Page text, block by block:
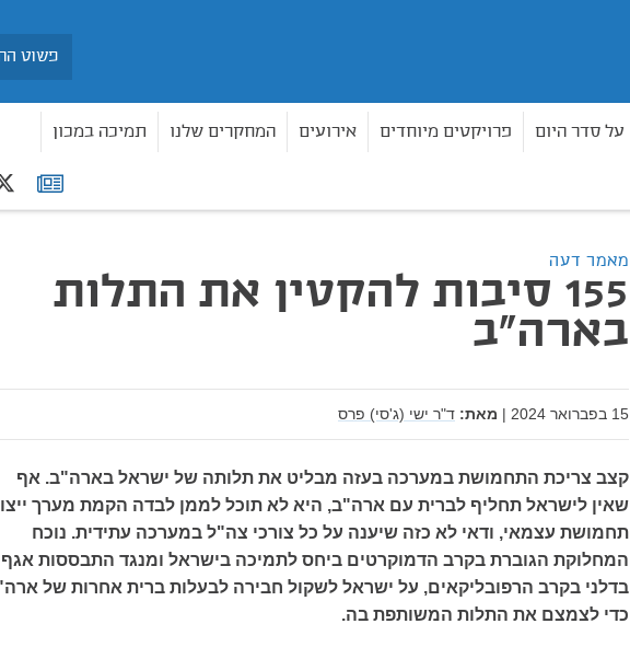
על סדר היום פרויקטים מיוחדים אירועים המחקרים שלנו תמיכה במכון
מאמר דעה
155 סיבות להקטין את התלות
בארה"ב
15 בפברואר 2024 | מאת: ד"ר ישי (ג'סי) פרס
קצב צריכת התחמושת במערכה בעזה מבליט את תלותה של ישראל בארה"ב. אף
שאין לישראל תחליף לברית עם ארה"ב, היא לא תוכל לממן לבדה הקמת מערך
תחמושת עצמאי, ודאי לא כזה שיענה על כל צורכי צה"ל במערכה עתידית. נוכח
המחלוקת הגוברת בקרב הדמוקרטים ביחס לתמיכה בישראל ומנגד התבססות אגף
בדלני בקרב הרפובליקאים, על ישראל לשקול חבירה לבעלות ברית אחרות של
כדי לצמצם את התלות המשותפת בה.